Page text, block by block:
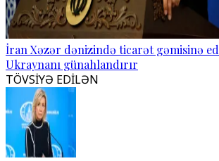
İran Xəzər dənizində ticarət gəmisinə
Ukraynanı günahlandırır
TÖVSİYƏ EDİLƏN